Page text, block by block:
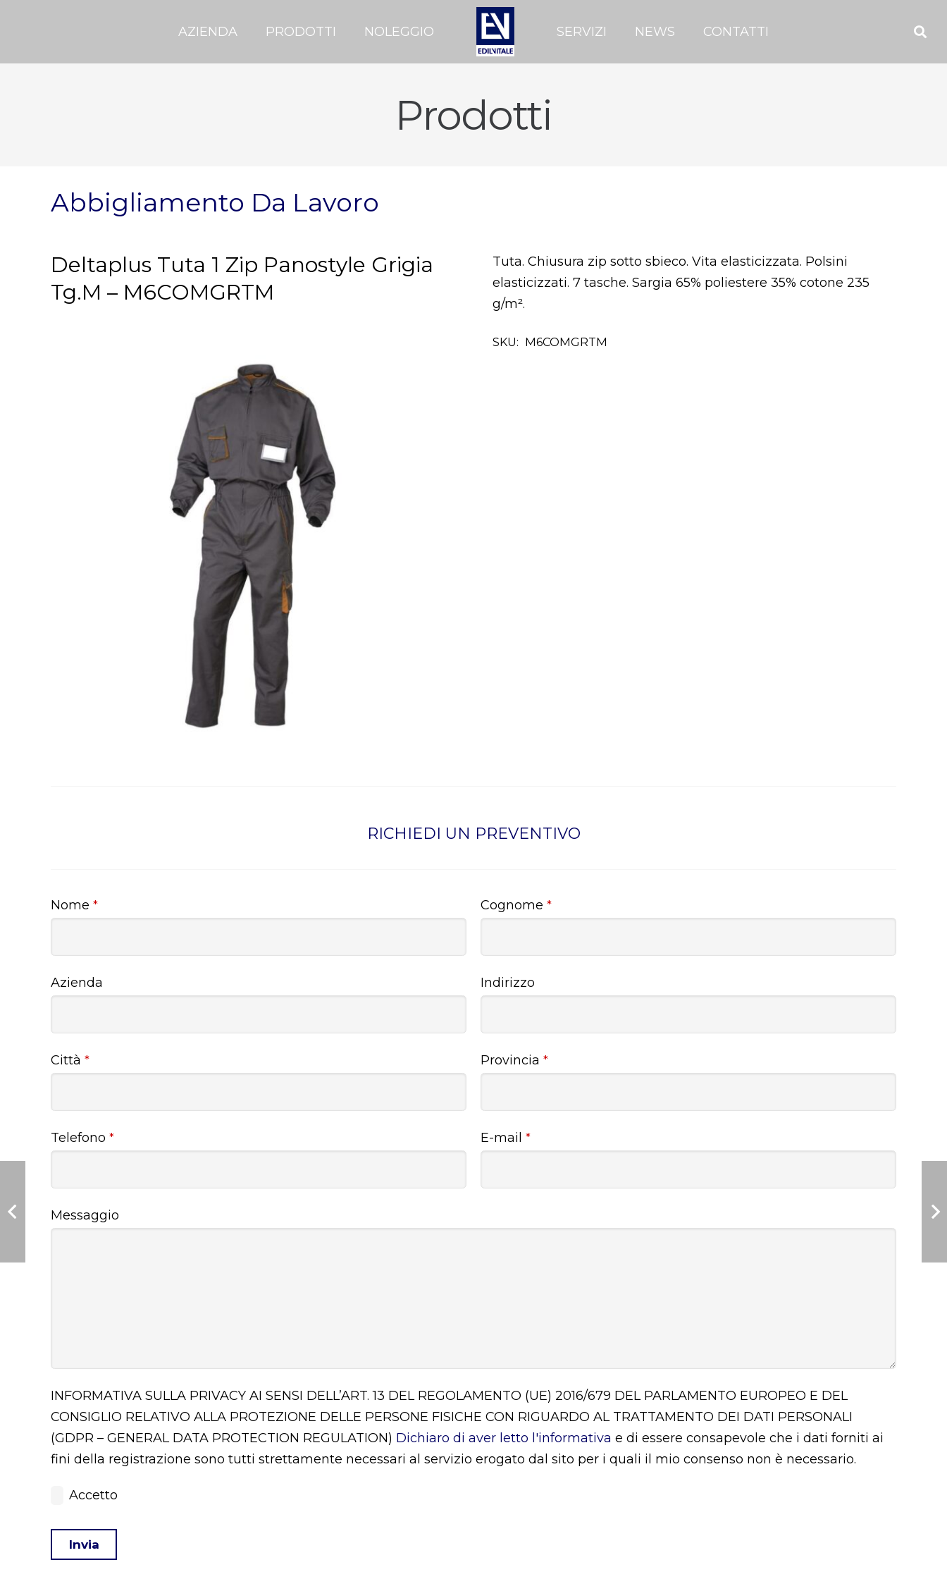
AZIENDA PRODOTTI NOLEGGIO SERVIZI NEWS CONTATTI
Prodotti
Abbigliamento Da Lavoro
Deltaplus Tuta 1 Zip Panostyle Grigia
Tg.M – M6COMGRTM
Tuta. Chiusura zip sotto sbieco. Vita elasticizzata. Polsini
elasticizzati. 7 tasche. Sargia 65% poliestere 35% cotone 235
g/m².
SKU: M6COMGRTM
RICHIEDI UN PREVENTIVO
Nome *
Azienda
Città *
Telefono *
Cognome *
Indirizzo
Provincia *
E-mail *
Messaggio
INFORMATIVA SULLA PRIVACY AI SENSI DELL’ART. 13 DEL REGOLAMENTO (UE) 2016/679 DEL PARLAMENTO EUROPEO E DEL
CONSIGLIO RELATIVO ALLA PROTEZIONE DELLE PERSONE FISICHE CON RIGUARDO AL TRATTAMENTO DEI DATI PERSONALI
(GDPR – GENERAL DATA PROTECTION REGULATION) Dichiaro di aver letto l'informativa e di essere consapevole che i dati forniti ai
fini della registrazione sono tutti strettamente necessari al servizio erogato dal sito per i quali il mio consenso non è necessario.
Accetto
Invia